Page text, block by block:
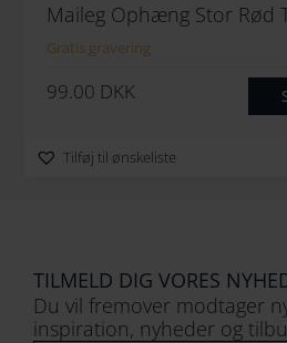
Maileg Ophæng Stor Rød
Gratis gravering
99.00 DKK
Tilføj til ønskeliste
TILMELD DIG VORES
Du vil fremover modtager
inspiration, nyheder og